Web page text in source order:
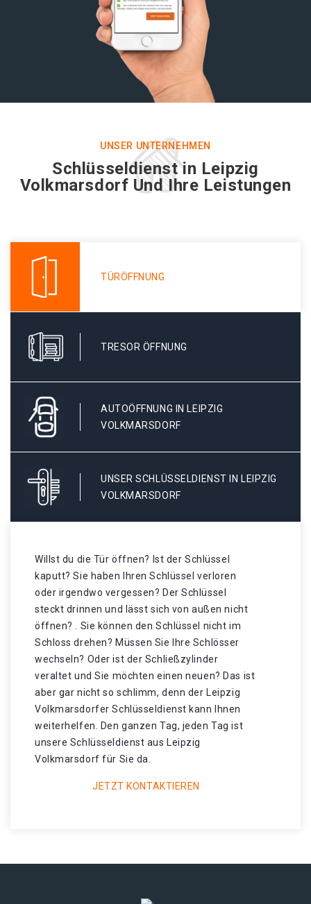
UNSER UNTERNEHMEN
Schlüsseldienst in Leipzig
Volkmarsdorf Und Ihre Leistungen
TÜRÖFFNUNG
TRESOR ÖFFNUNG
AUTOÖFFNUNG IN LEIPZIG
VOLKMARSDORF
UNSER SCHLÜSSELDIENST IN LEIPZIG
VOLKMARSDORF
Willst du die Tür öffnen? Ist der Schlüssel
kaputt? Sie haben Ihren Schlüssel verloren
oder irgendwo vergessen? Der Schlüssel
steckt drinnen und lässt sich von außen nicht
öffnen? . Sie können den Schlüssel nicht im
Schloss drehen? Müssen Sie Ihre Schlösser
wechseln? Oder ist der Schließzylinder
veraltet und Sie möchten einen neuen? Das ist
aber gar nicht so schlimm, denn der Leipzig
Volkmarsdorfer Schlüsseldienst kann Ihnen
weiterhelfen. Den ganzen Tag, jeden Tag ist
unsere Schlüsseldienst aus Leipzig
Volkmarsdorf für Sie da.
JETZT KONTAKTIEREN